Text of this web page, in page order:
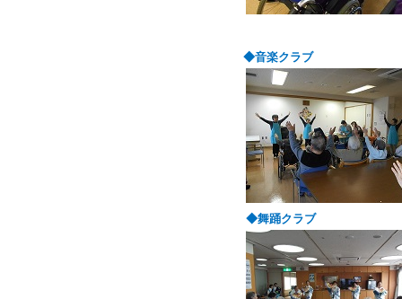
◆音楽クラブ
◆舞踊クラブ